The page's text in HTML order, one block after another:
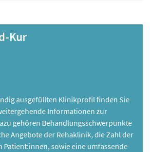
Kur
ausgefüllten Klinikprofil finden Sie
Informationen zur
gehören Behandlungsschwerpunkte
Angebote der Rehaklinik, die Zahl der
sowie eine umfassende